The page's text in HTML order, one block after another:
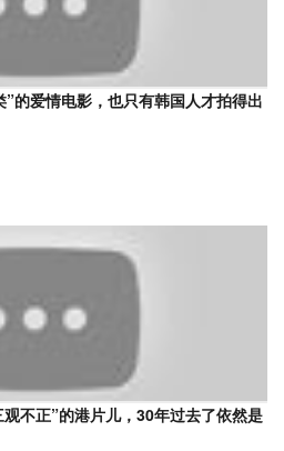
”的爱情电影，也只有韩国人才拍得出
观不正”的港片儿，30年过去了依然是